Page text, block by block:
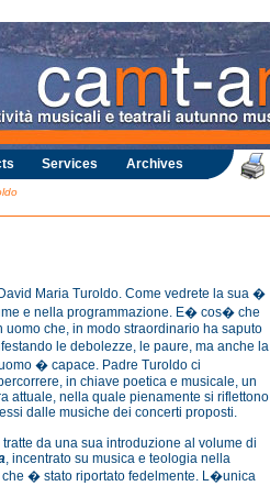
Services Archives
Maria Turoldo. Come vedrete la sua �
e nella programmazione. E� cos� che
che, in modo straordinario ha saputo
le debolezze, le paure, ma anche la
� capace. Padre Turoldo ci
in chiave poetica e musicale, un
attuale, nella quale pienamente si riflettono
dalle musiche dei concerti proposti.
da una sua introduzione al volume di
, incentrato su musica e teologia nella
che � stato riportato fedelmente. L�unica